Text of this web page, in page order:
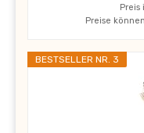
Preis
Preise
BESTSELLER NR. 3